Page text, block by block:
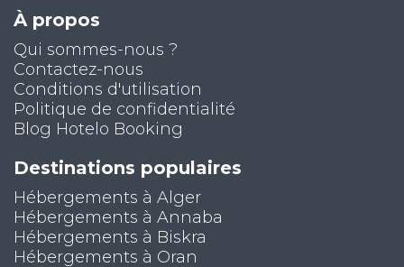
Oran, Algérie
Oran, Algérie
À propos
Qui sommes-nous ?
Contactez-nous
Conditions d'utilisation
Politique de confidentialité
Blog Hotelo Booking
Destinations populaires
Hébergements à Alger
Hébergements à Annaba
Hébergements à Biskra
Hébergements à Oran